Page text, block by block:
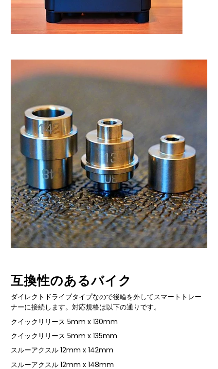
互換性のあるバイク
ダイレクトドライブタイプなので後輪を外してスマートトレー
ナーに接続します。対応規格は以下の通りです。
クイックリリース 5mm x 130mm
クイックリリース 5mm x 135mm
スルーアクスル 12mm x 142mm
スルーアクスル 12mm x 148mm